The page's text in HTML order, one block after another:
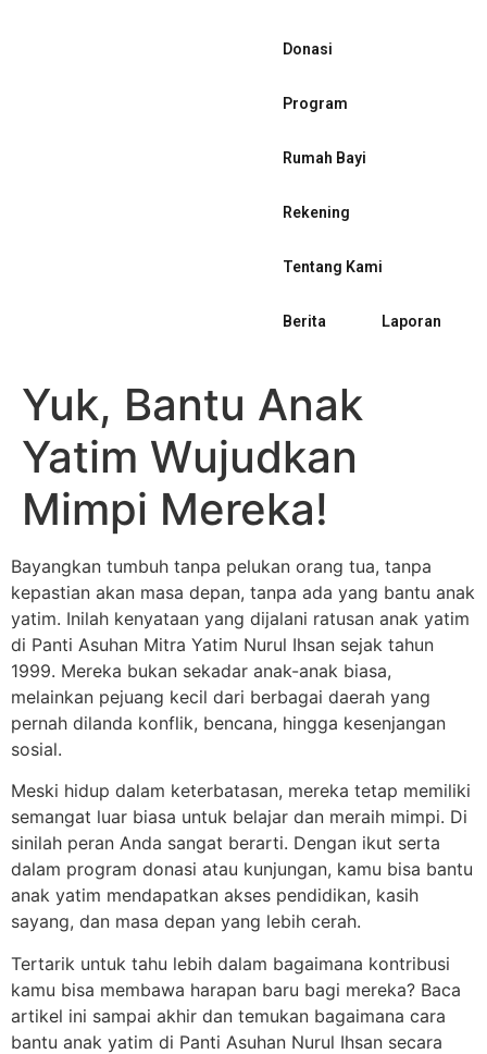
Donasi
Program
Rumah Bayi
Rekening
Tentang Kami
Berita Laporan
Yuk, Bantu Anak
Yatim Wujudkan
Mimpi Mereka!
Bayangkan tumbuh tanpa pelukan orang tua, tanpa
kepastian akan masa depan, tanpa ada yang bantu anak
yatim. Inilah kenyataan yang dijalani ratusan anak yatim
di Panti Asuhan Mitra Yatim Nurul Ihsan sejak tahun
1999. Mereka bukan sekadar anak-anak biasa,
melainkan pejuang kecil dari berbagai daerah yang
pernah dilanda konflik, bencana, hingga kesenjangan
sosial.
Meski hidup dalam keterbatasan, mereka tetap memiliki
semangat luar biasa untuk belajar dan meraih mimpi. Di
sinilah peran Anda sangat berarti. Dengan ikut serta
dalam program donasi atau kunjungan, kamu bisa bantu
anak yatim mendapatkan akses pendidikan, kasih
sayang, dan masa depan yang lebih cerah.
Tertarik untuk tahu lebih dalam bagaimana kontribusi
kamu bisa membawa harapan baru bagi mereka? Baca
artikel ini sampai akhir dan temukan bagaimana cara
bantu anak yatim di Panti Asuhan Nurul Ihsan secara